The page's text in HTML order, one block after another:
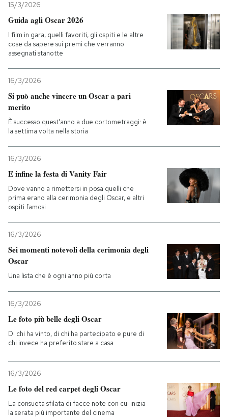
15/3/2026
Guida agli Oscar 2026
I film in gara, quelli favoriti, gli ospiti e le altre
cose da sapere sui premi che verranno
assegnati stanotte
16/3/2026
Si può anche vincere un Oscar a pari
merito
È successo quest'anno a due cortometraggi: è
la settima volta nella storia
16/3/2026
E infine la festa di Vanity Fair
Dove vanno a rimettersi in posa quelli che
prima erano alla cerimonia degli Oscar, e altri
ospiti famosi
16/3/2026
Sei momenti notevoli della cerimonia degli
Oscar
Una lista che è ogni anno più corta
16/3/2026
Le foto più belle degli Oscar
Di chi ha vinto, di chi ha partecipato e pure di
chi invece ha preferito stare a casa
16/3/2026
Le foto del red carpet degli Oscar
La consueta sfilata di facce note con cui inizia
la serata più importante del cinema